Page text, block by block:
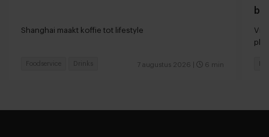
Shanghai maakt koffie tot lifestyle
7 augustus 2026 6 min
Foodservice Drinks